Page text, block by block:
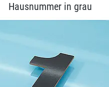
Hausnummer in grau